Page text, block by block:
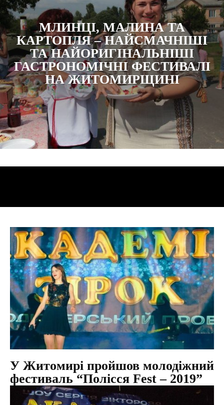
МЛИНЦІ, МАЛИНА ТА
КАРТОПЛЯ – НАЙСМАЧНІШІ
ТА НАЙОРИГІНАЛЬНІШІ
ГАСТРОНОМІЧНІ ФЕСТИВАЛІ
НА ЖИТОМИРЩИНІ
У Житомирі пройшов молодіжний
фестиваль “Полісся Fest – 2019”